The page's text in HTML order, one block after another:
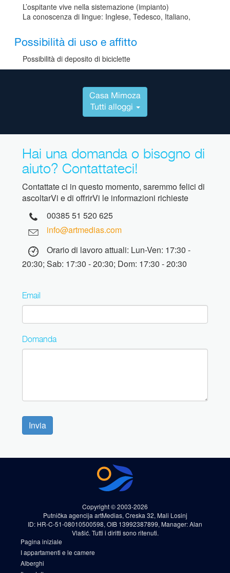
L’ospitante vive nella sistemazione (impianto)
La conoscenza di lingue: Inglese, Tedesco, Italiano,
Possibilità di uso e affitto
Possibilità di deposito di biciclette
Casa Mimoza
Tutti alloggi
Hai una domanda o bisogno di
aiuto? Contattateci!
Contattate ci in questo momento, saremmo felici di
ascoltarVi e di offrirVi le informazioni richieste
00385 51 520 625
info@artmedias.com
Orario di lavoro attuali: Lun-Ven: 17:30 -
20:30; Sab: 17:30 - 20:30; Dom: 17:30 - 20:30
Email
Domanda
Invia
Copyright © 2003-2026
Putnička agencija artMedias, Creska 32, Mali Losinj
ID: HR-C-51-08010500598, OIB 13992387899, Manager: Alan
Vlašić. Tutti i diritti sono ritenuti.
Pagina iniziale
I appartamenti e le camere
Alberghi